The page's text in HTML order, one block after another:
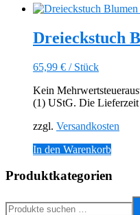
Dreieckstuch
65,99 € / Stück
Kein
(1) UStG. Die Lieferzeit
zzgl. Versandkosten
In den Warenkorb
Produktkategorien